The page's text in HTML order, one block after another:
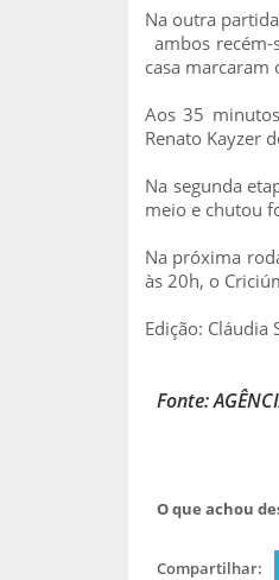
Na outra
ambos recém-
casa
Aos 35
Renato Kayzer
Na segunda
meio e chutou
Na próxima
às 20h, o
Edição: Cláudia
Fonte:
O que achou
Compartilhar: